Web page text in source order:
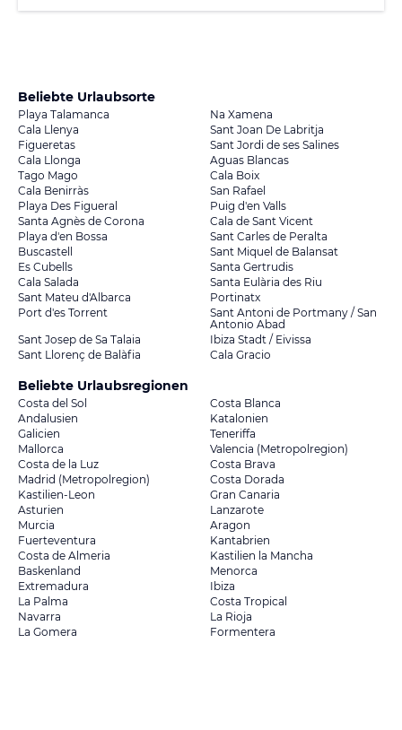
Beliebte Urlaubsorte
Playa Talamanca
Na Xamena
Cala Llenya
Sant Joan De Labritja
Figueretas
Sant Jordi de ses Salines
Cala Llonga
Aguas Blancas
Tago Mago
Cala Boix
Cala Benirràs
San Rafael
Playa Des Figueral
Puig d'en Valls
Santa Agnès de Corona
Cala de Sant Vicent
Playa d'en Bossa
Sant Carles de Peralta
Buscastell
Sant Miquel de Balansat
Es Cubells
Santa Gertrudis
Cala Salada
Santa Eulària des Riu
Sant Mateu d'Albarca
Portinatx
Port d'es Torrent
Sant Antoni de Portmany / San
Antonio Abad
Sant Josep de Sa Talaia
Ibiza Stadt / Eivissa
Sant Llorenç de Balàfia
Cala Gracio
Beliebte Urlaubsregionen
Costa del Sol
Costa Blanca
Andalusien
Katalonien
Galicien
Teneriffa
Mallorca
Valencia (Metropolregion)
Costa de la Luz
Costa Brava
Madrid (Metropolregion)
Costa Dorada
Kastilien-Leon
Gran Canaria
Asturien
Lanzarote
Murcia
Aragon
Fuerteventura
Kantabrien
Costa de Almeria
Kastilien la Mancha
Baskenland
Menorca
Extremadura
Ibiza
La Palma
Costa Tropical
Navarra
La Rioja
La Gomera
Formentera